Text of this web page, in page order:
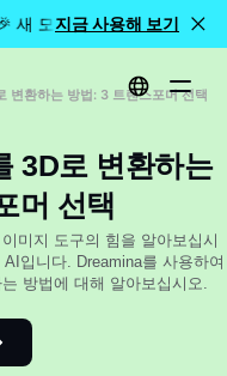
새 모델 출시: Dreamina
지금 사용해 보기
변환하는 방법: 3 트랜스포머 선택
3D로 변환하는
머 선택
미지 도구의 힘을 알아보십시
입니다. Dreamina를 사용하여
방법에 대해 알아보십시오.